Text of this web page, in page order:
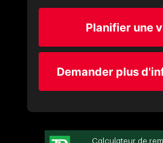
Planifier une
Demander plus